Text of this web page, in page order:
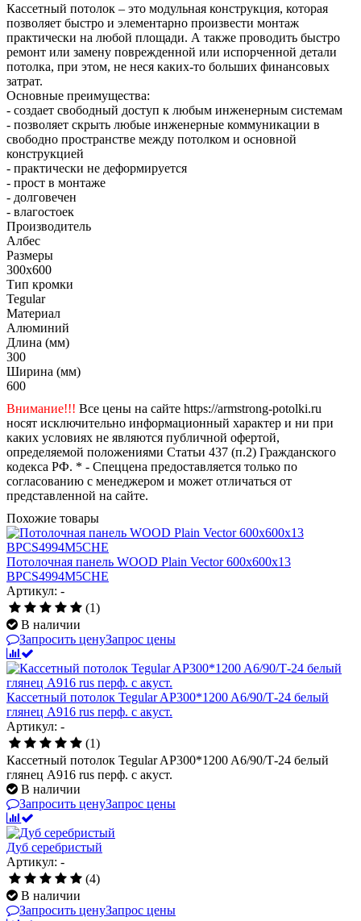
Кассетный потолок – это модульная конструкция, которая
позволяет быстро и элементарно произвести монтаж
практически на любой площади. А также проводить быстро
ремонт или замену поврежденной или испорченной детали
потолка, при этом, не неся каких-то больших финансовых
затрат.
Основные преимущества:
- создает свободный доступ к любым инженерным системам
- позволяет скрыть любые инженерные коммуникации в
свободно пространстве между потолком и основной
конструкцией
- практически не деформируется
- прост в монтаже
- долговечен
- влагостоек
Производитель
Албес
Размеры
300x600
Тип кромки
Tegular
Материал
Алюминий
Длина (мм)
300
Ширина (мм)
600
Внимание!!! Все цены на сайте https://armstrong-potolki.ru
носят исключительно информационный характер и ни при
каких условиях не являются публичной офертой,
определяемой положениями Статьи 437 (п.2) Гражданского
кодекса РФ. * - Спеццена предоставляется только по
согласованию с менеджером и может отличаться от
представленной на сайте.
Похожие товары
Потолочная панель WOOD Plain Vector 600x600x13
BPCS4994M5CHE
Артикул: -
(1)
В наличии
Запросить ценуЗапрос цены
Кассетный потолок Tegular AP300*1200 A6/90/Т-24 белый
глянец A916 rus перф. с акуст.
Артикул: -
(1)
Кассетный потолок Tegular AP300*1200 A6/90/Т-24 белый
глянец A916 rus перф. с акуст.
В наличии
Запросить ценуЗапрос цены
Дуб серебристый
Артикул: -
(4)
В наличии
Запросить ценуЗапрос цены